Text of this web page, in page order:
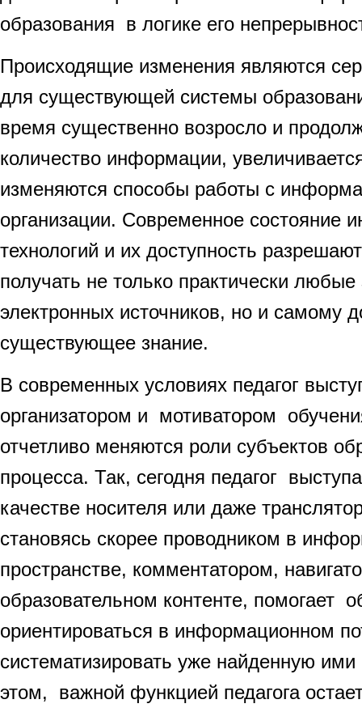
образования в логике его
Происходящие изменения являются
для существующей системы
время существенно возросло и
количество информации,
изменяются способы работы с
организации. Современное состояние
технологий и их доступность
получать не только практически любые
электронных источников, но и самому
существующее знание.
В современных условиях педагог
организатором и мотиватором
отчетливо меняются роли субъектов
процесса. Так, сегодня педагог
качестве носителя или даже
становясь скорее проводником в
пространстве, комментатором,
образовательном контенте, помогает
ориентироваться в информационном
систематизировать уже найденную
этом, важной функцией педагога